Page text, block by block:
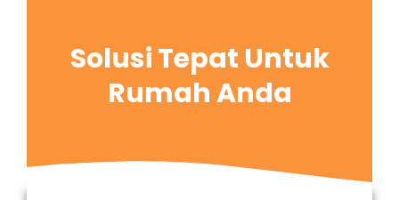
Solusi Tepat Untuk
Rumah Anda